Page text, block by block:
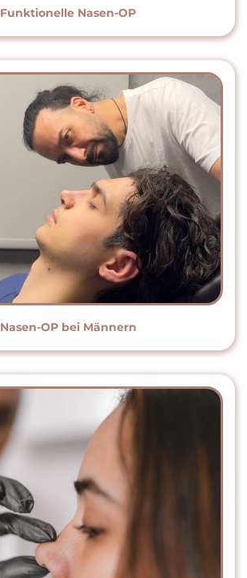
Funktionelle Nasen-OP
Nasen-OP bei Männern